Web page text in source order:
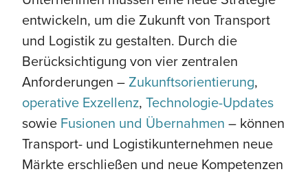
entwickeln, um die Zukunft von Transport
und Logistik zu gestalten. Durch die
Berücksichtigung von vier zentralen
Anforderungen – Zukunftsorientierung,
operative Exzellenz, Technologie-Updates
sowie Fusionen und Übernahmen – können
Transport- und Logistikunternehmen neue
Märkte erschließen und neue Kompetenzen